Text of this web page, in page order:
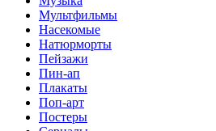
Мультфильмы
Насекомые
Натюрморты
Пейзажи
Пин-ап
Плакаты
Поп-арт
Постеры